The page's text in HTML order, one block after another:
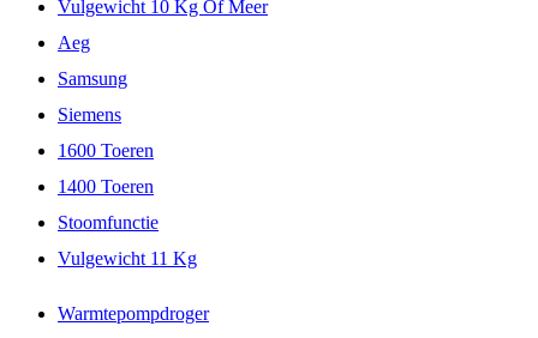
Vulgewicht 10 Kg Of Meer
Aeg
Samsung
Siemens
1600 Toeren
1400 Toeren
Stoomfunctie
Vulgewicht 11 Kg
Warmtepompdroger